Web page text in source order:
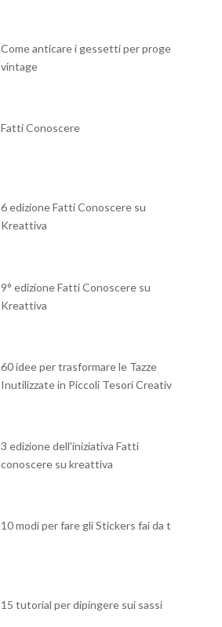
Come anticare i gessetti per progetti
vintage
Fatti Conoscere
6 edizione Fatti Conoscere su
Kreattiva
9° edizione Fatti Conoscere su
Kreattiva
60 idee per trasformare le Tazze
Inutilizzate in Piccoli Tesori Creativi
3 edizione dell'iniziativa Fatti
conoscere su kreattiva
10 modi per fare gli Stickers fai da te
15 tutorial per dipingere sui sassi